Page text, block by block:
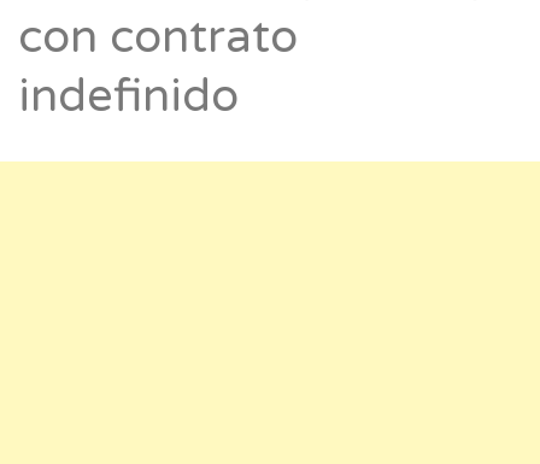
con contrato
indefinido